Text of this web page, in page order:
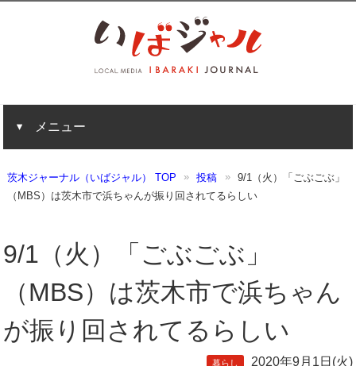
メニュー
茨木ジャーナル（いばジャル） TOP 投稿
9/1（火）「ごぶごぶ」
（MBS）は茨木市で浜ちゃんが振り回されてるらしい
9/1（火）「ごぶごぶ」
（MBS）は茨木市で浜ちゃん
が振り回されてるらしい
暮らし 2020年9月1日(火)